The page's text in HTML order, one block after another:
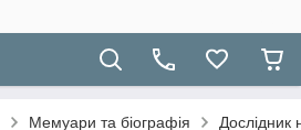
Мемуари та біографія Дослідник